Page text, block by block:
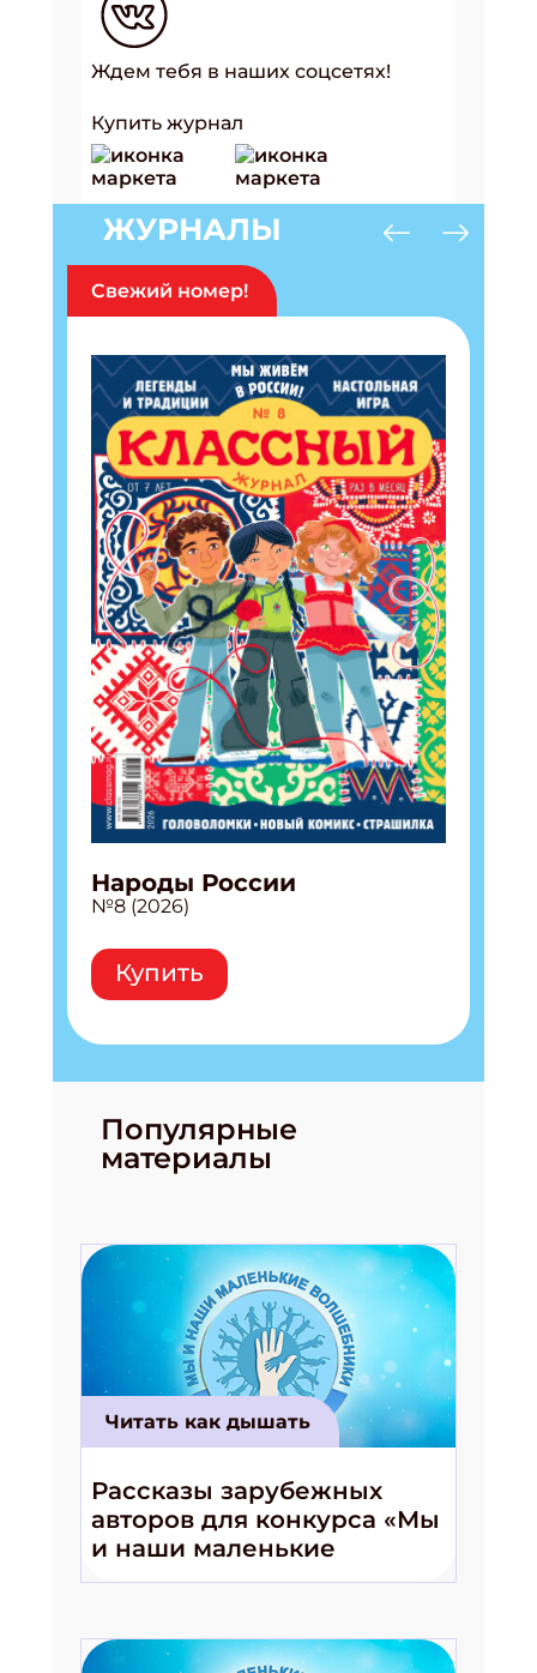
Ждем тебя в наших соцсетях!
Купить журнал
ЖУРНАЛЫ
Свежий номер!
Народы России
№8 (2026)
Купить
Популярные
материалы
Читать как дышать
Рассказы зарубежных
авторов для конкурса «Мы
и наши маленькие
волшебники!»